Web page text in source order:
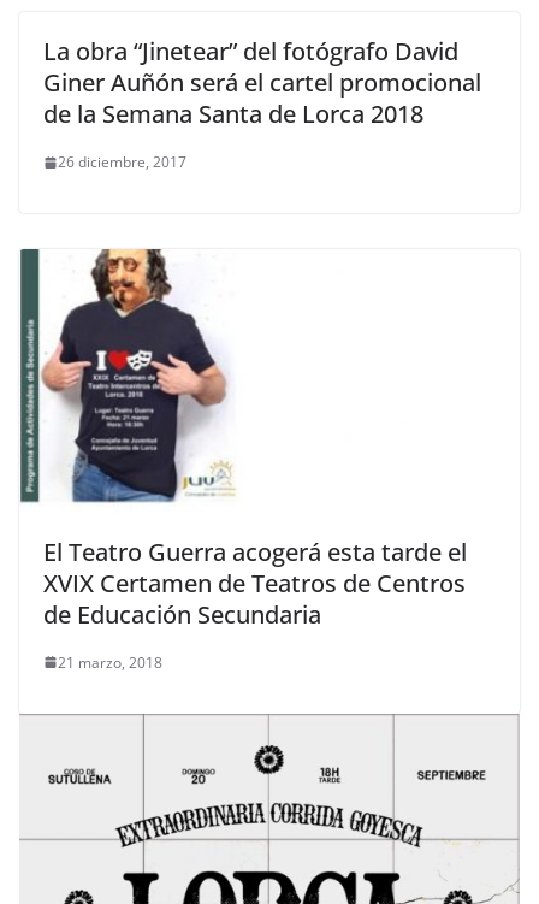
La obra “Jinetear” del fotógrafo David
Giner Auñón será el cartel promocional
de la Semana Santa de Lorca 2018
26 diciembre, 2017
El Teatro Guerra acogerá esta tarde el
XVIX Certamen de Teatros de Centros
de Educación Secundaria
21 marzo, 2018